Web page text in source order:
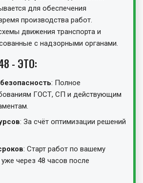
для обеспечения
производства работ.
движения транспорта и
с надзорными органами.
- ЭТО:
: Полное
ГОСТ, СП и действующим
: За счёт оптимизации решений
: Старт работ по вашему
через 48 часов после